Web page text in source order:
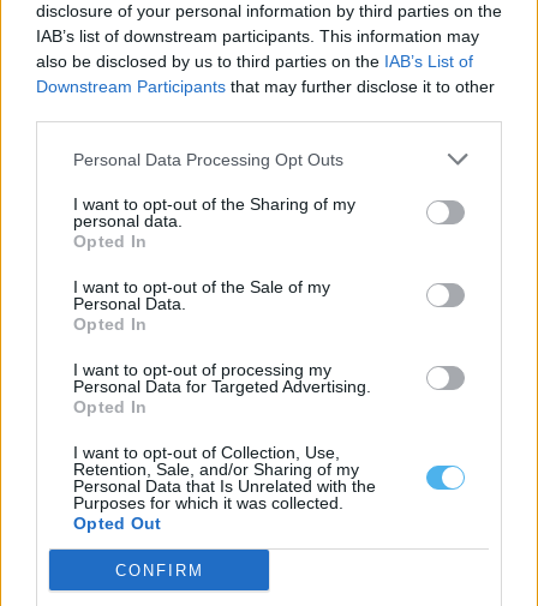
disclosure of your personal information by third parties on the
IAB’s list of downstream participants. This information may
also be disclosed by us to third parties on the IAB’s List of
Downstream Participants that may further disclose it to other
Personal Data Processing Opt Outs
I want to opt-out of the Sharing of my
personal data.
Opted In
I want to opt-out of the Sale of my
Personal Data.
Opted In
I want to opt-out of processing my
Personal Data for Targeted Advertising.
Opted In
I want to opt-out of Collection, Use,
Retention, Sale, and/or Sharing of my
Personal Data that Is Unrelated with the
Purposes for which it was collected.
Opted Out
CONFIRM
Associação aponta que falta de profissionais limita
hemodiálise no Alentejo e leva doentes a cancelar férias
A falta de profissionais de saúde especializados está a reduzir a
capacidade de resposta...
ULS do Alentejo Central cria três núcleos de enfermeiros
especialistas
A Unidade Local de Saúde do Alentejo Central (ULSAC) avançou
com a criação de...